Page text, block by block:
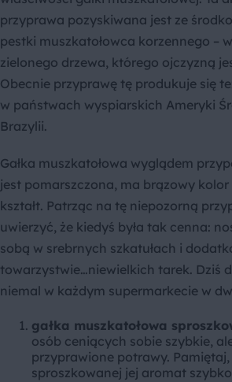
przyprawa pozyskiwana jest ze
pestki muszkatołowca korzennego –
zielonego drzewa, którego ojczyzną
Obecnie przyprawę tę produkuje się
w państwach wyspiarskich Ameryki
Brazylii.
Gałka muszkatołowa wyglądem
jest pomarszczona, ma brązowy
kształt. Patrząc na tę niepozorną
uwierzyć, że kiedyś była tak cenna:
sobą w srebrnych szkatułach i
towarzystwie…niewielkich tarek. Dziś
niemal w każdym supermarkecie w
gałka muszkatołowa
osób ceniących sobie szybkie,
przyprawione potrawy. Pamiętaj,
sproszkowanej jej aromat